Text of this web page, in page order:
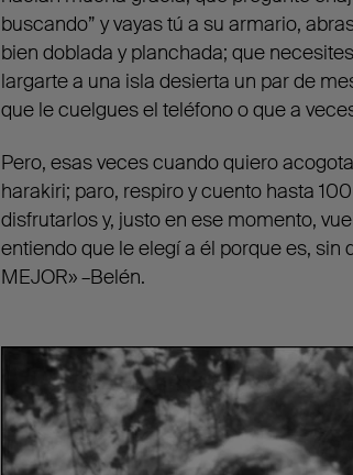
buscando” y vayas tú a su armario,
bien doblada y planchada; que
largarte a una isla desierta un par de
que le cuelgues el teléfono o que a
Pero, esas veces cuando quiero
harakiri; paro, respiro y cuento hasta
disfrutarlos y, justo en ese momento,
entiendo que le elegí a él porque es, sin
MEJOR» –Belén.